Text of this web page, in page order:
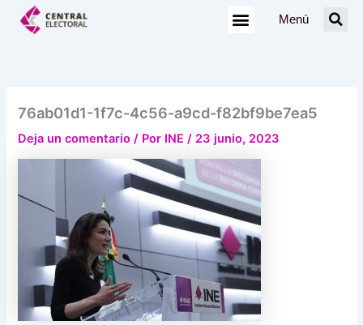
Menú
76ab01d1-1f7c-4c56-a9cd-f82bf9be7ea5
Deja un comentario / Por INE/ 23 junio, 2023